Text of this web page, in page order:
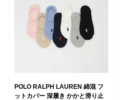
POLO RALPH LAUREN 綿混 フ
ットカバー 深履き かかと滑り止